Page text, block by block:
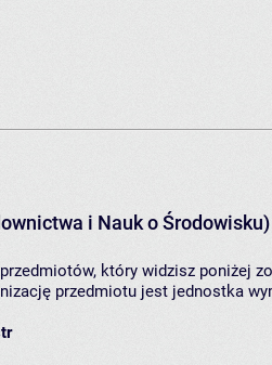
i Nauk o Środowisku)
który widzisz poniżej
przedmiotu jest jednostka